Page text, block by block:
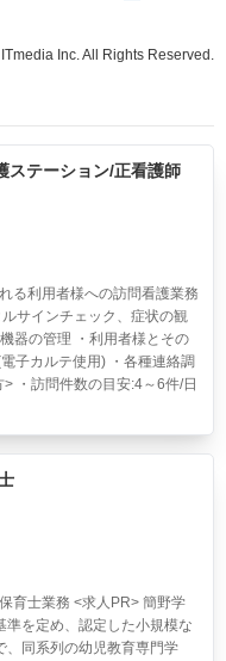
Inc. All Rights Reserved.
ステーション/正看護師
る利用者様への訪問看護業務
サインチェック、症状の観
器の管理 ・利用者様とその
子カルテ使用) ・各種連絡調
・訪問件数の目安:4～6件/日
育士業務 <求人PR> 簡野学
準を定め、認定した小規模な
、同系列の幼児教育専門学